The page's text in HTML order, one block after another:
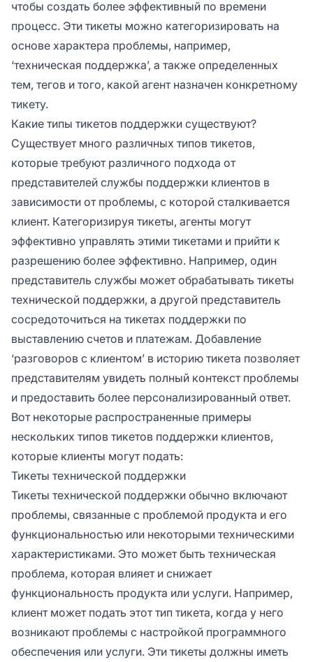
чтобы создать более эффективный по времени
процесс. Эти тикеты можно категоризировать на
основе характера проблемы, например,
‘техническая поддержка’, а также определенных
тем, тегов и того, какой агент назначен конкретному
тикету.
Какие типы тикетов поддержки существуют?
Существует много различных типов тикетов,
которые требуют различного подхода от
представителей службы поддержки клиентов в
зависимости от проблемы, с которой сталкивается
клиент. Категоризируя тикеты, агенты могут
эффективно управлять этими тикетами и прийти к
разрешению более эффективно. Например, один
представитель службы может обрабатывать тикеты
технической поддержки, а другой представитель
сосредоточиться на тикетах поддержки по
выставлению счетов и платежам. Добавление
‘разговоров с клиентом’ в историю тикета позволяет
представителям увидеть полный контекст проблемы
и предоставить более персонализированный ответ.
Вот некоторые распространенные примеры
нескольких типов тикетов поддержки клиентов,
которые клиенты могут подать:
Тикеты технической поддержки
Тикеты технической поддержки обычно включают
проблемы, связанные с проблемой продукта и его
функциональностью или некоторыми техническими
характеристиками. Это может быть техническая
проблема, которая влияет и снижает
функциональность продукта или услуги. Например,
клиент может подать этот тип тикета, когда у него
возникают проблемы с настройкой программного
обеспечения или услуги. Эти тикеты должны иметь